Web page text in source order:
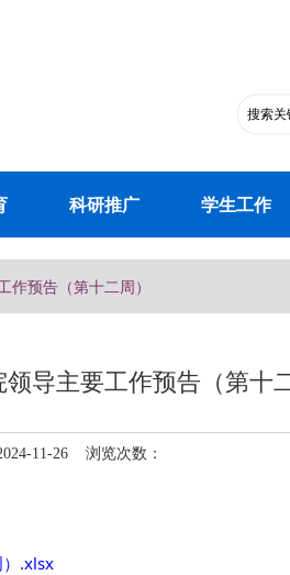
科研推广 学生工作
作预告（第十二周）
导主要工作预告（第十
11-26 浏览次数：
.xlsx